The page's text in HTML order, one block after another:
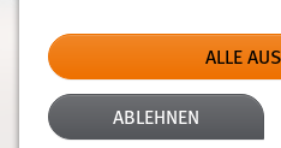
ALLE
ABLEHNEN